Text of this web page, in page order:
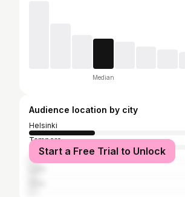
Median
Audience location by city
Helsinki
Tampere
Turku
Start a Free Trial to Unlock